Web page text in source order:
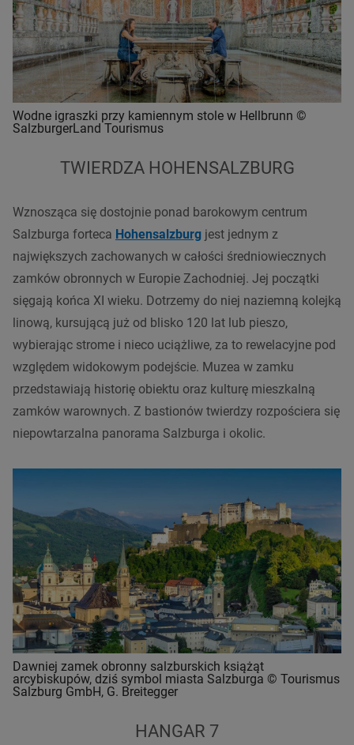
Wodne igraszki przy kamiennym stole w Hellbrunn ©
SalzburgerLand Tourismus
TWIERDZA HOHENSALZBURG
Wznosząca się dostojnie ponad barokowym centrum
Salzburga forteca Hohensalzburg jest jednym z
największych zachowanych w całości średniowiecznych
zamków obronnych w Europie Zachodniej. Jej początki
sięgają końca XI wieku. Dotrzemy do niej naziemną kolejką
linową, kursującą już od blisko 120 lat lub pieszo,
wybierając strome i nieco uciążliwe, za to rewelacyjne pod
względem widokowym podejście. Muzea w zamku
przedstawiają historię obiektu oraz kulturę mieszkalną
zamków warownych. Z bastionów twierdzy rozpościera się
niepowtarzalna panorama Salzburga i okolic.
Dawniej zamek obronny salzburskich książąt
arcybiskupów, dziś symbol miasta Salzburga © Tourismus
Salzburg GmbH, G. Breitegger
HANGAR 7